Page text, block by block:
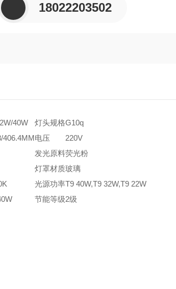
18022203502
40W 灯头规格G10q
406.4MM电压
220V
发光原料荧光粉
灯罩材质玻璃
光源功率T9 40W,T9 32W,T9 22W
节能等级2级